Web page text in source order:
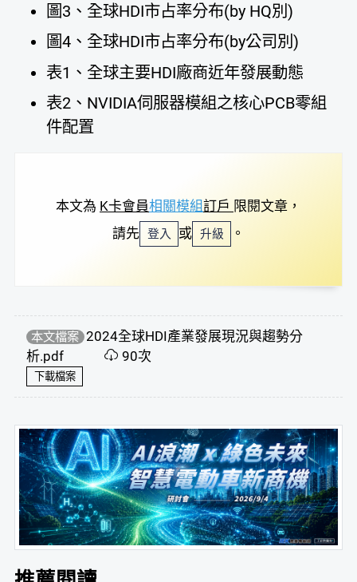
圖3、全球HDI市占率分布(by HQ別)
圖4、全球HDI市占率分布(by公司別)
表1、全球主要HDI廠商近年發展動態
表2、NVIDIA伺服器模組之核心PCB零組
件配置
本文為 K卡會員相關模組訂戶 限閱文章，
請先 登入 或 升級 。
本文檔案 2024全球HDI產業發展現況與趨勢分
析.pdf
90次
下載檔案